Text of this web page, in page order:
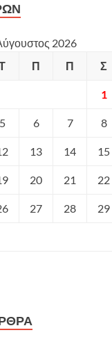
2026
Π Π Σ
1
5 6 7 8
13 14 15
20 21 22
27 28 29